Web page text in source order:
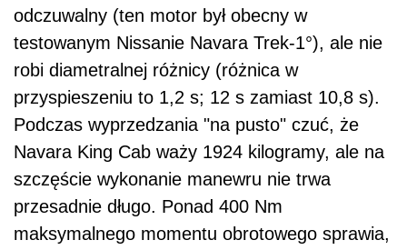
odczuwalny (ten motor był obecny w
testowanym Nissanie Navara Trek-1°), ale nie
robi diametralnej różnicy (różnica w
przyspieszeniu to 1,2 s; 12 s zamiast 10,8 s).
Podczas wyprzedzania "na pusto" czuć, że
Navara King Cab waży 1924 kilogramy, ale na
szczęście wykonanie manewru nie trwa
przesadnie długo. Ponad 400 Nm
maksymalnego momentu obrotowego sprawia,